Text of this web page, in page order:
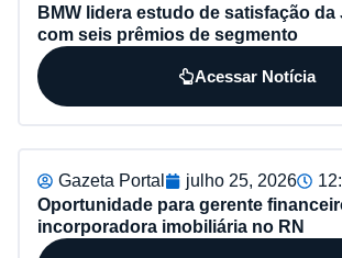
BMW lidera estudo de satisfação da
com seis prêmios de segmento
Acessar Notícia
Gazeta Portal julho 25, 2026
Oportunidade para gerente
incorporadora imobiliária no RN